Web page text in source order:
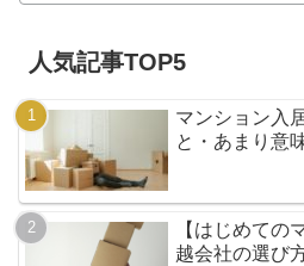
人気記事TOP5
マンション入
と・あまり意
【はじめての
越会社の選び